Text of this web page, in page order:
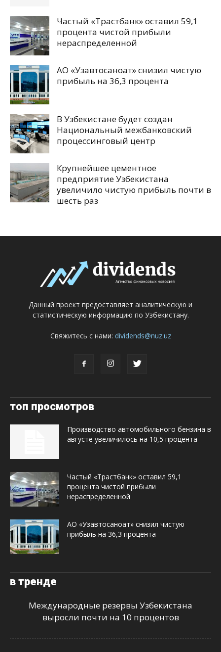
Частый «Трастбанк» оставил 59,1
процента чистой прибыли
нераспределенной
АО «Узавтосаноат» снизил чистую
прибыль на 36,3 процента
В Узбекистане будет создан
Национальный межбанковский
процессинговый центр
Крупнейшее цементное
предприятие Узбекистана
увеличило чистую прибыль почти в
шесть раз
Данный проект предоставляет аналитическую и
статистическую информацию по Узбекистану.
Свяжитесь с нами: dividends@nuz.uz
топ просмотров
Производство автомобильного бензина в
августе увеличилось на 10,5 процента
Частый «Трастбанк» оставил 59,1
процента чистой прибыли
нераспределенной
АО «Узавтосаноат» снизил чистую
прибыль на 36,3 процента
в тренде
Международные резервы Узбекистана
выросли почти на 10 процентов